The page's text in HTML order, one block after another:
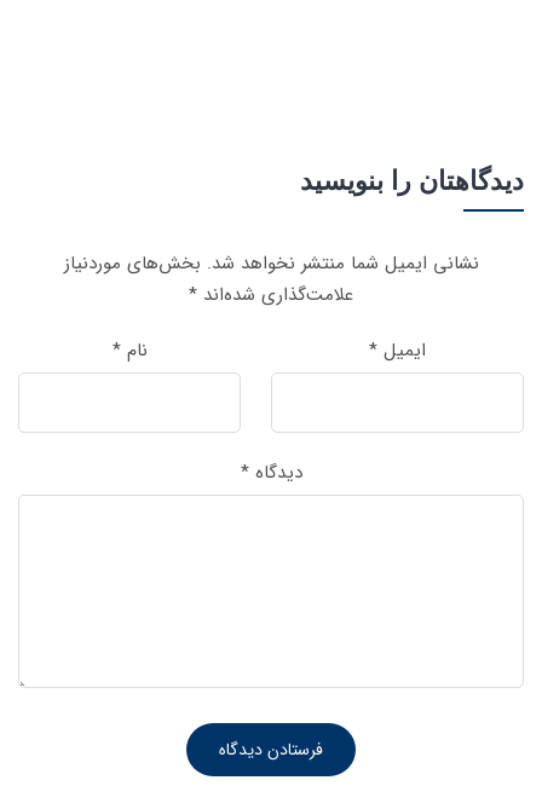
دیدگاهتان را بنویسید
نشانی ایمیل شما منتشر نخواهد شد. بخش‌های موردنیاز
علامت‌گذاری شده‌اند *
نام* ایمیل *
دیدگاه*